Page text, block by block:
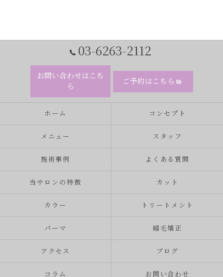
03-6263-2112
お問い合わせはこち
ら
ご予約はこちら
ホーム コンセプト
メニュー スタッフ
施術事例 よくある質問
当サロンの特徴 カット
カラー トリートメント
パーマ 縮毛矯正
アクセス ブログ
コラム お問い合わせ